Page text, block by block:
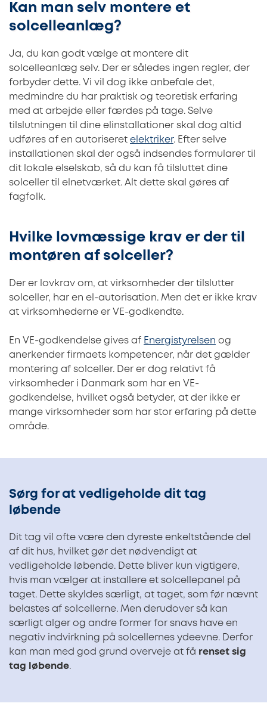
Kan man selv montere et
solcelleanlæg?
Ja, du kan godt vælge at montere dit
solcelleanlæg selv. Der er således ingen regler, der
forbyder dette. Vi vil dog ikke anbefale det,
medmindre du har praktisk og teoretisk erfaring
med at arbejde eller færdes på tage. Selve
tilslutningen til dine elinstallationer skal dog altid
udføres af en autoriseret elektriker. Efter selve
installationen skal der også indsendes formularer til
dit lokale elselskab, så du kan få tilsluttet dine
solceller til elnetværket. Alt dette skal gøres af
fagfolk.
Hvilke lovmæssige krav er der til
montøren af solceller?
Der er lovkrav om, at virksomheder der tilslutter
solceller, har en el-autorisation. Men det er ikke krav
at virksomhederne er VE-godkendte.
En VE-godkendelse gives af Energistyrelsen og
anerkender firmaets kompetencer, når det gælder
montering af solceller. Der er dog relativt få
virksomheder i Danmark som har en VE-
godkendelse, hvilket også betyder, at der ikke er
mange virksomheder som har stor erfaring på dette
område.
Sørg for at vedligeholde dit tag
løbende
Dit tag vil ofte være den dyreste enkeltstående del
af dit hus, hvilket gør det nødvendigt at
vedligeholde løbende. Dette bliver kun vigtigere,
hvis man vælger at installere et solcellepanel på
taget. Dette skyldes særligt, at taget, som før nævnt
belastes af solcellerne. Men derudover så kan
særligt alger og andre former for snavs have en
negativ indvirkning på solcellernes ydeevne. Derfor
kan man med god grund overveje at få renset sig
tag løbende.